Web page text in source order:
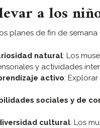
a los
planes de fin de
natural: Los
y actividades
activo:
sociales y de
cultural: Los